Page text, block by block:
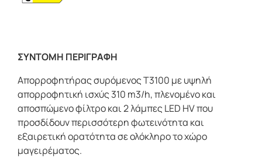
ΣΥΝΤΟΜΗ ΠΕΡΙΓΡΑΦΗ
Απορροφητήρας συρόμενος T3100 με υψηλή
απορροφητική ισχύς 310 m3/h, πλενομένο και
αποσπώμενο φίλτρο και 2 λάμπες LED HV που
προσδίδουν περισσότερη φωτεινότητα και
εξαιρετική ορατότητα σε ολόκληρο το χώρο
μαγειρέματος.